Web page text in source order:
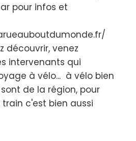
pour infos et
découvrir, venez
intervenants qui
à vélo... à vélo bien
de la région, pour
c'est bien aussi